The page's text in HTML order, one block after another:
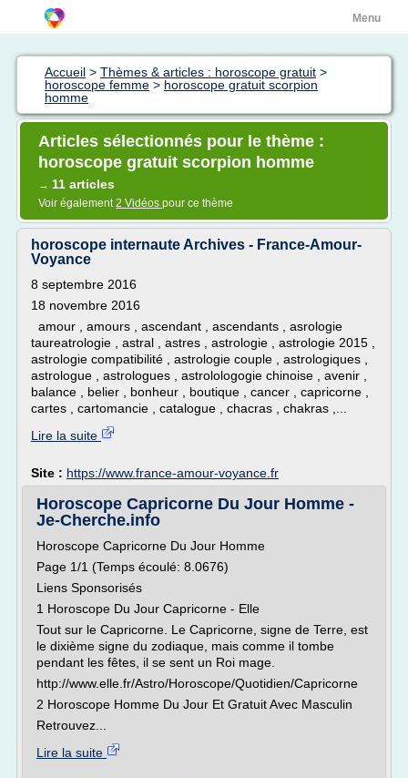
Menu
Accueil > Thèmes & articles : horoscope gratuit >
horoscope femme > horoscope gratuit scorpion
homme
Articles sélectionnés pour le thème :
horoscope gratuit scorpion homme
→ 11 articles
Voir également2 Vidéos pour ce thème
horoscope internaute Archives - France-Amour-
Voyance
8 septembre 2016
18 novembre 2016
amour , amours , ascendant , ascendants , asrologie
taureatrologie , astral , astres , astrologie , astrologie 2015 ,
astrologie compatibilité , astrologie couple , astrologiques ,
astrologue , astrologues , astrolologogie chinoise , avenir ,
balance , belier , bonheur , boutique , cancer , capricorne ,
cartes , cartomancie , catalogue , chacras , chakras ,...
Lire la suite
Site : https://www.france-amour-voyance.fr
Horoscope Capricorne Du Jour Homme -
Je-Cherche.info
Horoscope Capricorne Du Jour Homme
Page 1/1 (Temps écoulé: 8.0676)
Liens Sponsorisés
1 Horoscope Du Jour Capricorne - Elle
Tout sur le Capricorne. Le Capricorne, signe de Terre, est
le dixième signe du zodiaque, mais comme il tombe
pendant les fêtes, il se sent un Roi mage.
http://www.elle.fr/Astro/Horoscope/Quotidien/Capricorne
2 Horoscope Homme Du Jour Et Gratuit Avec Masculin
Retrouvez...
Lire la suite